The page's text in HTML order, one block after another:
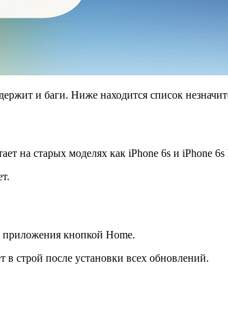
и баги. Ниже находится список
на старых моделях как iPhone 6s и iPhone 6s
кнопкой Home.
в строй после установки всех обновлений.